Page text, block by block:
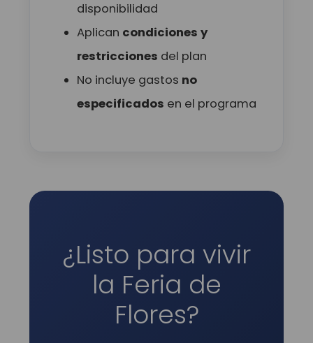
disponibilidad
Aplican condiciones y
restricciones del plan
No incluye gastos no
especificados en el programa
¿Listo para vivir
la Feria de
Flores?